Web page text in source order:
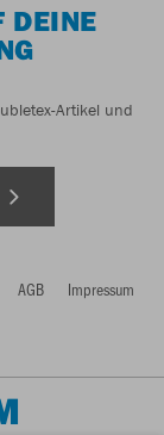
DEINE
Artikel und
AGB Impressum